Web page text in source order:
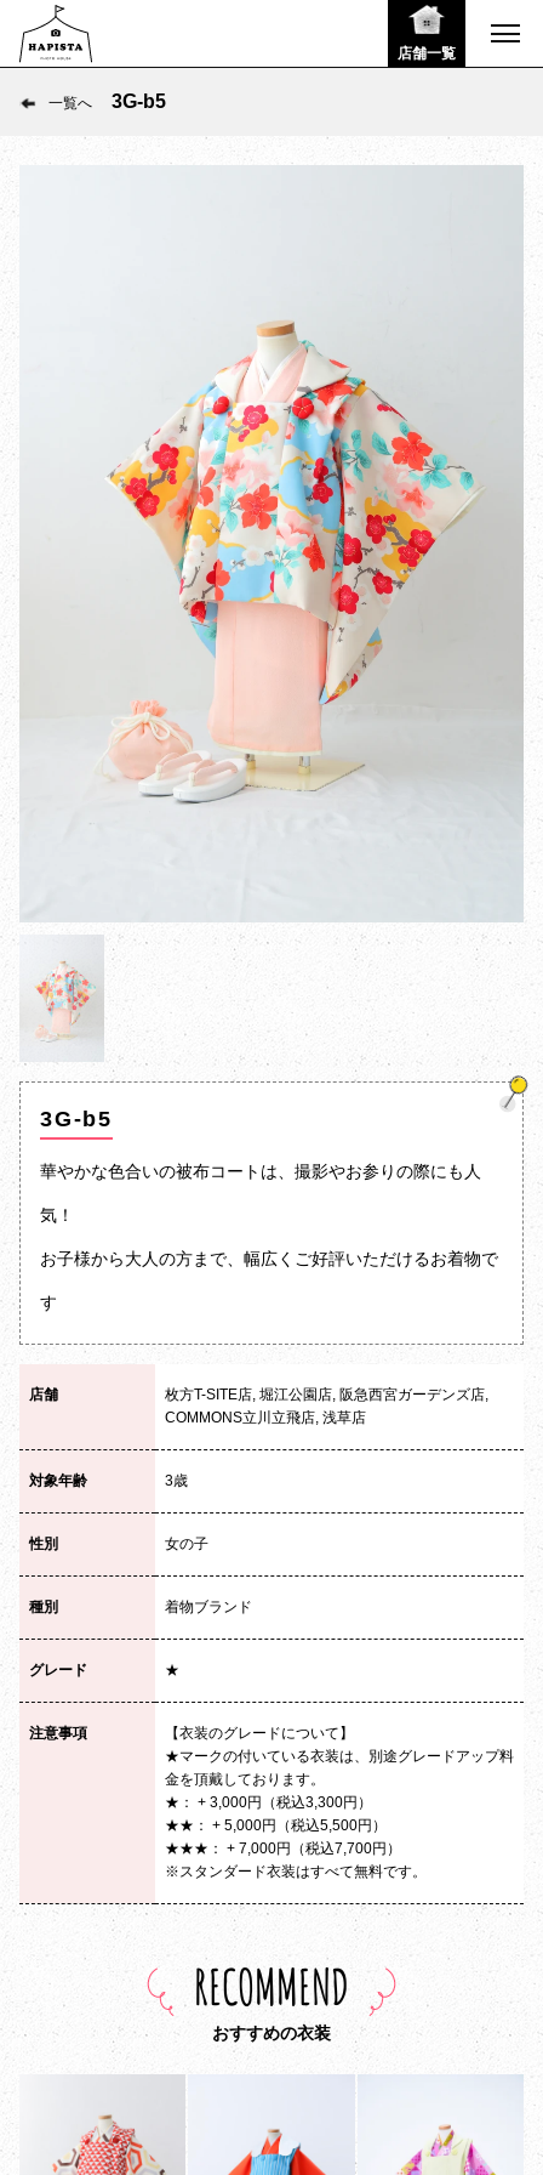
店舗一覧
一覧へ 3G-b5
3G-b5
華やかな色合いの被布コートは、撮影やお参りの際にも人
気！
お子様から大人の方まで、幅広くご好評いただけるお着物で
す
店舗
枚方T-SITE店, 堀江公園店, 阪急西宮ガーデンズ店,
COMMONS立川立飛店, 浅草店
対象年齢 3歳
性別 女の子
種別 着物ブランド
グレード ★
注意事項
【衣装のグレードについて】
★マークの付いている衣装は、別途グレードアップ料
金を頂戴しております。
★： + 3,000円（税込3,300円）
★★： + 5,000円（税込5,500円）
★★★： + 7,000円（税込7,700円）
※スタンダード衣装はすべて無料です。
RECOMMEND
おすすめの衣装